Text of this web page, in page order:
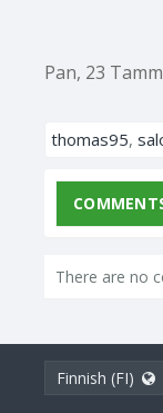
Pan, 23
thomas95,
There are no
Finnish (FI)